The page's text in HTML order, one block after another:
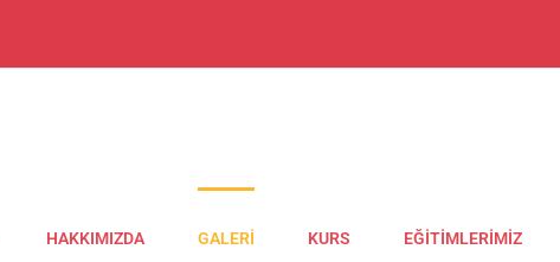
HAKKIMIZDA GALERİ KURS EĞİTİMLERİMİZ